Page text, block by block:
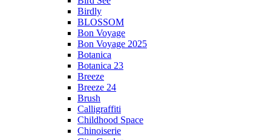
Birdly
BLOSSOM
Bon Voyage
Bon Voyage 2025
Botanica
Botanica 23
Breeze
Breeze 24
Brush
Calligraffiti
Childhood Space
Chinoiserie